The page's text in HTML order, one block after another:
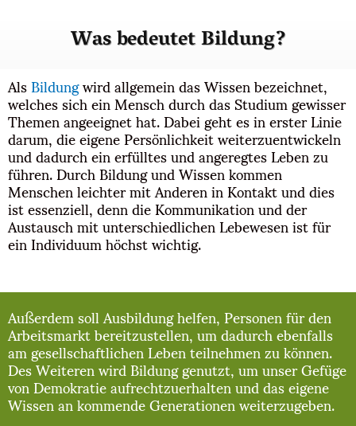
Was bedeutet Bildung?
AlsBildungwird allgemein das Wissen bezeichnet,
welches sich ein Mensch durch das Studium gewisser
Themen angeeignet hat. Dabei geht es in erster Linie
darum, die eigene Persönlichkeit weiterzuentwickeln
und dadurch ein erfülltes und angeregtes Leben zu
führen. Durch Bildung und Wissen kommen
Menschen leichter mit Anderen in Kontakt und dies
ist essenziell, denn die Kommunikation und der
Austausch mit unterschiedlichen Lebewesen ist für
ein Individuum höchst wichtig.
Außerdem soll Ausbildung helfen, Personen für den
Arbeitsmarkt bereitzustellen, um dadurch ebenfalls
am gesellschaftlichen Leben teilnehmen zu können.
Des Weiteren wird Bildung genutzt, um unser Gefüge
von Demokratie aufrechtzuerhalten und das eigene
Wissen an kommende Generationen weiterzugeben.